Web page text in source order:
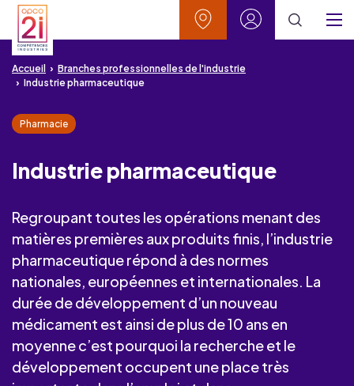
Aller au contenu
Aller à la recherche
Aller au menu
Aller au pied de page
Accueil
Branches professionnelles de l'industrie
Industrie pharmaceutique
Pharmacie
Industrie pharmaceutique
Regroupant toutes les opérations menant des
matières premières aux produits finis, l’industrie
pharmaceutique répond à des normes
nationales, européennes et internationales. La
durée de développement d’un nouveau
médicament est ainsi de plus de 10 ans en
moyenne c’est pourquoi la recherche et le
développement occupent une place très